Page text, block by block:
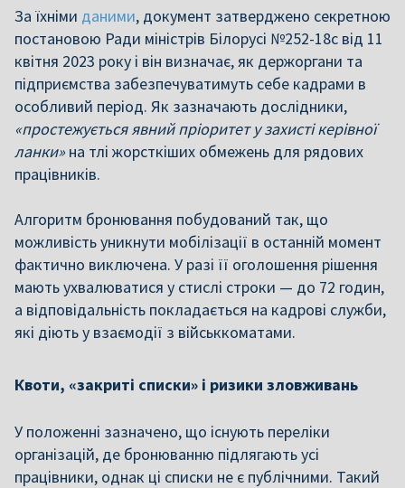
За їхніми даними, документ затверджено секретною
постановою Ради міністрів Білорусі №252-18с від 11
квітня 2023 року і він визначає, як держоргани та
підприємства забезпечуватимуть себе кадрами в
особливий період. Як зазначають дослідники,
«простежується явний пріоритет у захисті керівної
ланки» на тлі жорсткіших обмежень для рядових
працівників.
Алгоритм бронювання побудований так, що
можливість уникнути мобілізації в останній момент
фактично виключена. У разі її оголошення рішення
мають ухвалюватися у стислі строки — до 72 годин,
а відповідальність покладається на кадрові служби,
які діють у взаємодії з військкоматами.
Квоти, «закриті списки» і ризики зловживань
У положенні зазначено, що існують переліки
організацій, де бронюванню підлягають усі
працівники, однак ці списки не є публічними. Такий